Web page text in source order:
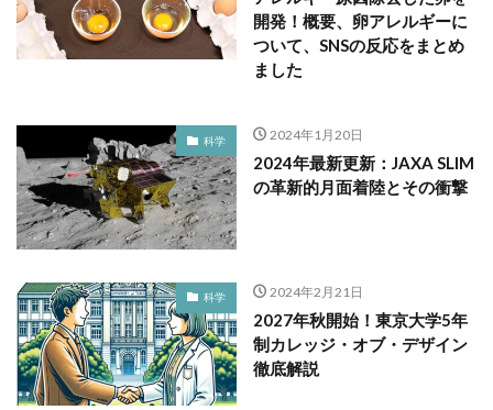
開発！概要、卵アレルギーに
ついて、SNSの反応をまとめ
ました
科学 2024年1月20日
2024年最新更新：JAXA SLIM
の革新的月面着陸とその衝撃
科学 2024年2月21日
2027年秋開始！東京大学5年
制カレッジ・オブ・デザイン
徹底解説